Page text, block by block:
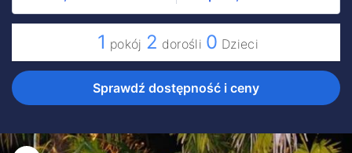
1 pokój 2 dorośli 0 Dzieci
Sprawdź dostępność i ceny